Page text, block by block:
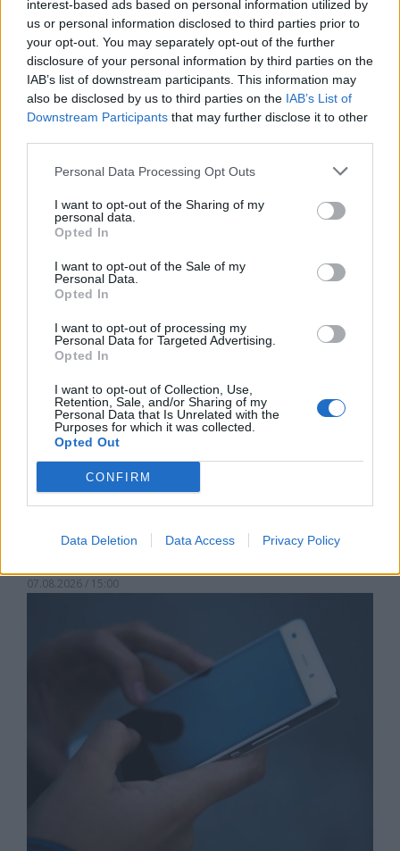
interest-based ads based on personal information utilized by
us or personal information disclosed to third parties prior to
your opt-out. You may separately opt-out of the further
disclosure of your personal information by third parties on the
IAB’s list of downstream participants. This information may
also be disclosed by us to third parties on the IAB’s List of
Downstream Participants that may further disclose it to other
Personal Data Processing Opt Outs
I want to opt-out of the Sharing of my
personal data.
Opted In
I want to opt-out of the Sale of my
Personal Data.
Opted In
I want to opt-out of processing my
Personal Data for Targeted Advertising.
Opted In
I want to opt-out of Collection, Use,
Retention, Sale, and/or Sharing of my
Personal Data that Is Unrelated with the
Purposes for which it was collected.
Opted Out
CONFIRM
Data Deletion Data Access Privacy Policy
Изкуствен интелект за първи път
създаде нови жизнеспособни вируси
Астронавти на NASA излязоха в
открития космос
07.08.2026 / 15:00